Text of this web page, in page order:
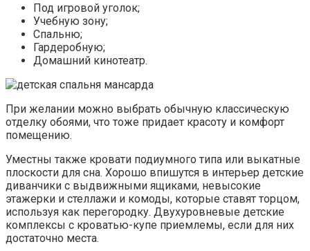
Под игровой уголок;
Учебную зону;
Спальню;
Гардеробную;
Домашний кинотеатр.
При желании можно выбрать обычную классическую
отделку обоями, что тоже придает красоту и комфорт
помещению.
Уместны также кровати подиумного типа или выкатные
плоскости для сна. Хорошо впишутся в интерьер детские
диванчики с выдвижными ящиками, невысокие
этажерки и стеллажи и комоды, которые ставят торцом,
используя как перегородку. Двухуровневые детские
комплексы с кроватью-купе приемлемы, если для них
достаточно места.